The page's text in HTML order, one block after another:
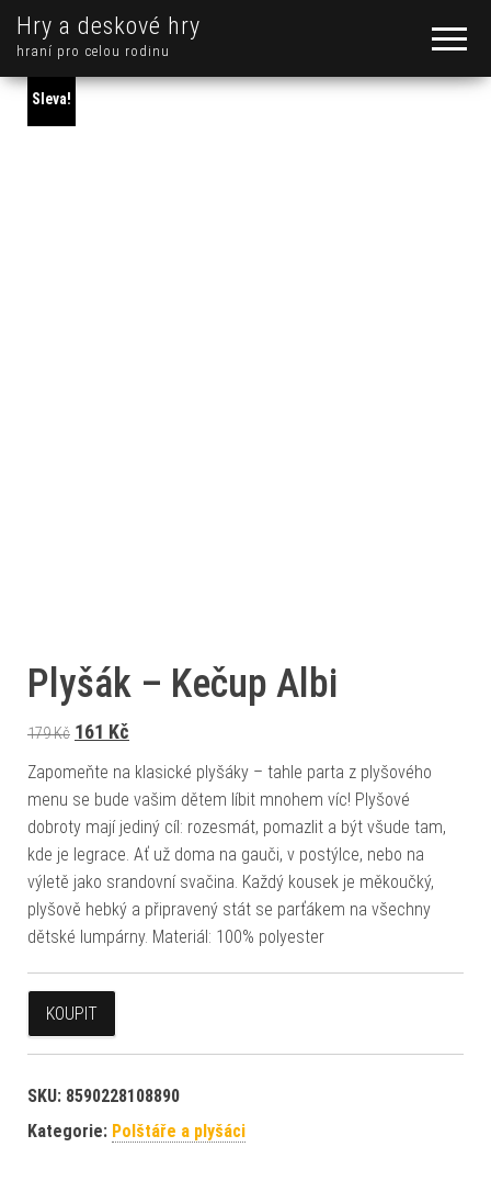
Hry a deskové hry
hraní pro celou rodinu
Sleva!
Plyšák – Kečup Albi
179Kč Původní cena byla: 179 Kč.
161 Kč
Zapomeňte na klasické plyšáky – tahle parta z plyšového
menu se bude vašim dětem líbit mnohem víc! Plyšové
dobroty mají jediný cíl: rozesmát, pomazlit a být všude tam,
kde je legrace. Ať už doma na gauči, v postýlce, nebo na
výletě jako srandovní svačina. Každý kousek je měkoučký,
plyšově hebký a připravený stát se parťákem na všechny
dětské lumpárny. Materiál: 100% polyester
KOUPIT
SKU: 8590228108890
Kategorie: Polštáře a plyšáci